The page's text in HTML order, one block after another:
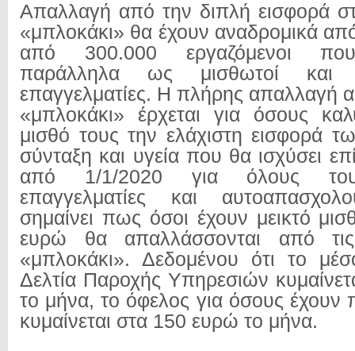
Απαλλαγή από την διπλή εισφορά
«μπλοκάκι» θα έχουν αναδρομικά
από 300.000 εργαζόμενοι που
παράλληλα ως μισθωτοί και
επαγγελματίες. Η πλήρης απαλλαγή
«μπλοκάκι» έρχεται για όσους
μισθό τους την ελάχιστη εισφορά
σύνταξη και υγεία που θα ισχύσει
από 1/1/2020 για όλους
επαγγελματίες και
σημαίνει πως όσοι έχουν μεικτό
ευρώ θα απαλλάσσονται από
«μπλοκάκι». Δεδομένου ότι το
Δελτία Παροχής Υπηρεσιών
το μήνα, το όφελος για όσους
κυμαίνεται στα 150 ευρώ το μήνα.